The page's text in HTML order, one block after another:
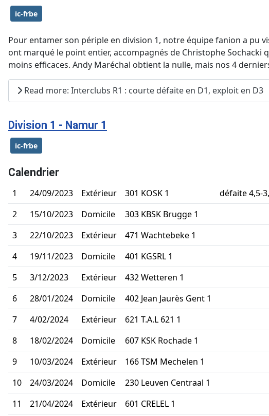
ic-frbe
Pour entamer son périple en division 1, notre équipe fanion a pu
ont marqué le point entier, accompagnés de Christophe
moins efficaces. Andy Maréchal obtient la nulle, mais nos 4
Read more: Interclubs R1 : courte défaite en D1, exploit en D3
Division 1 - Namur 1
ic-frbe
Calendrier
1 24/09/2023 Extérieur 301 KOSK 1
défaite 4,5-
2
15/10/2023 Domicile
303 KBSK Brugge 1
3
22/10/2023 Extérieur
471 Wachtebeke 1
4
19/11/2023 Domicile
401 KGSRL 1
5
3/12/2023 Extérieur
432 Wetteren 1
6
28/01/2024 Domicile
402 Jean Jaurès Gent 1
7
4/02/2024 Extérieur
621 T.A.L 621 1
8
18/02/2024 Domicile
607 KSK Rochade 1
9
10/03/2024 Extérieur
166 TSM Mechelen 1
10
24/03/2024 Domicile
230 Leuven Centraal 1
11
21/04/2024 Extérieur 601 CRELEL 1